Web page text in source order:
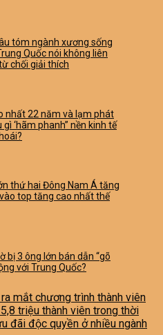
tóm ngành xương sống
Quốc nói không liên
chối giải thích
nhất 22 năm và lạm phát
gì ‘hãm phanh” nền kinh tế
thứ hai Đông Nam Á tăng
top tăng cao nhất thế
bị 3 ông lớn bán dẫn “gõ
với Trung Quốc?
mắt chương trình thành viên
triệu thành viên trong thời
đãi độc quyền ở nhiều ngành